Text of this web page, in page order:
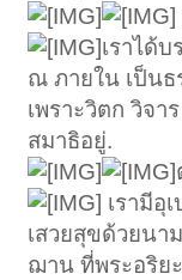
เราได้
ณ ภายใน เป็นธ
เพราะวิตก วิจ
สมาธิอยู่.
เรามีอุ
เสวยสุขด้วยนา
ฌาน ที่พระอริย